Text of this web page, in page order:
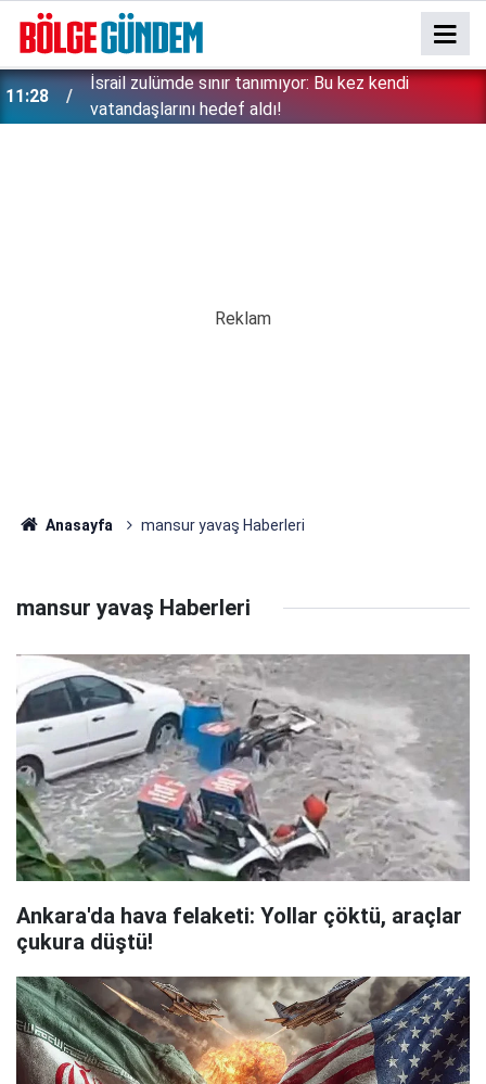
11:28
İsrail zulümde sınır tanımıyor: Bu kez kendi
vatandaşlarını hedef aldı!
11:17
Erken tatil rezervasyonu mağdurları için Ticaret
bakanlığından uyarı: Kesintisiz iade zorunlu!
Anasayfa mansur yavaş Haberleri
mansur yavaş Haberleri
Ankara'da hava felaketi: Yollar çöktü, araçlar
çukura düştü!